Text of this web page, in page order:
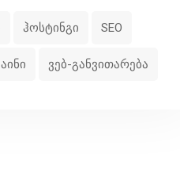
ჰოსტინგი SEO
ვებ-განვითარება